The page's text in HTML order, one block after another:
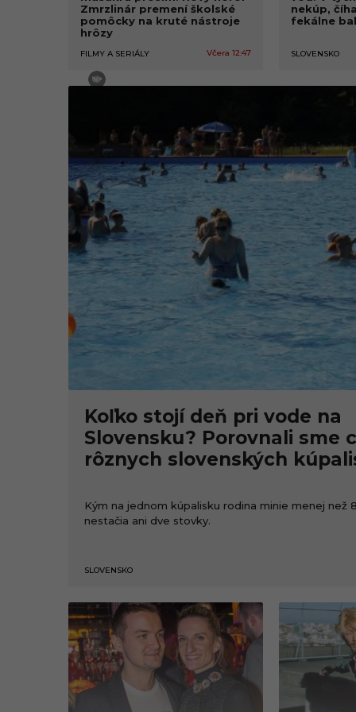
Zmrzlinár premení školské
pomôcky na kruté nástroje
hrôzy
FILMY A SERIÁLY Včera 12:47
nekúp,
fekálne
SLOVENSKO
Koľko stojí deň pri vode na
Slovensku? Porovnali sme
rôznych slovenských
Kým na jednom kúpalisku rodina minie menej než
nestačia ani dve stovky.
SLOVENSKO